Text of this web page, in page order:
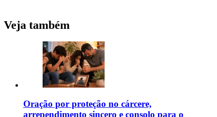
Veja também
Oração por proteção no cárcere,
arrependimento sincero e consolo para o